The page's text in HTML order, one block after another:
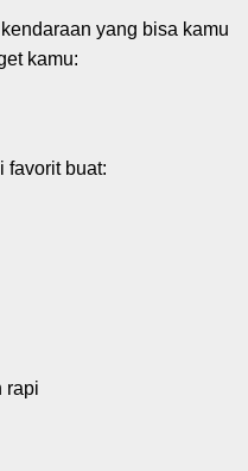
yang bisa kamu
kamu:
favorit buat:
rapi